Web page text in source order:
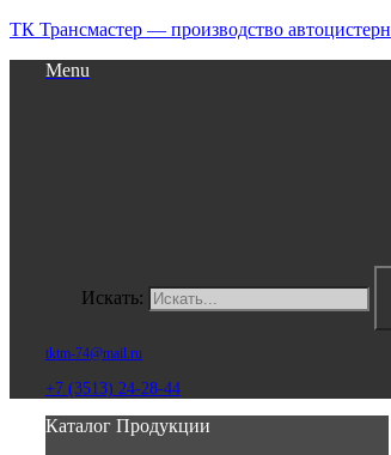
ТК Трансмастер — производство автоцистерн
Menu
Искать:
tktm-74@mail.ru
+7 (3513) 24-28-44
Каталог Продукции